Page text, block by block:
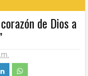
de Dios a